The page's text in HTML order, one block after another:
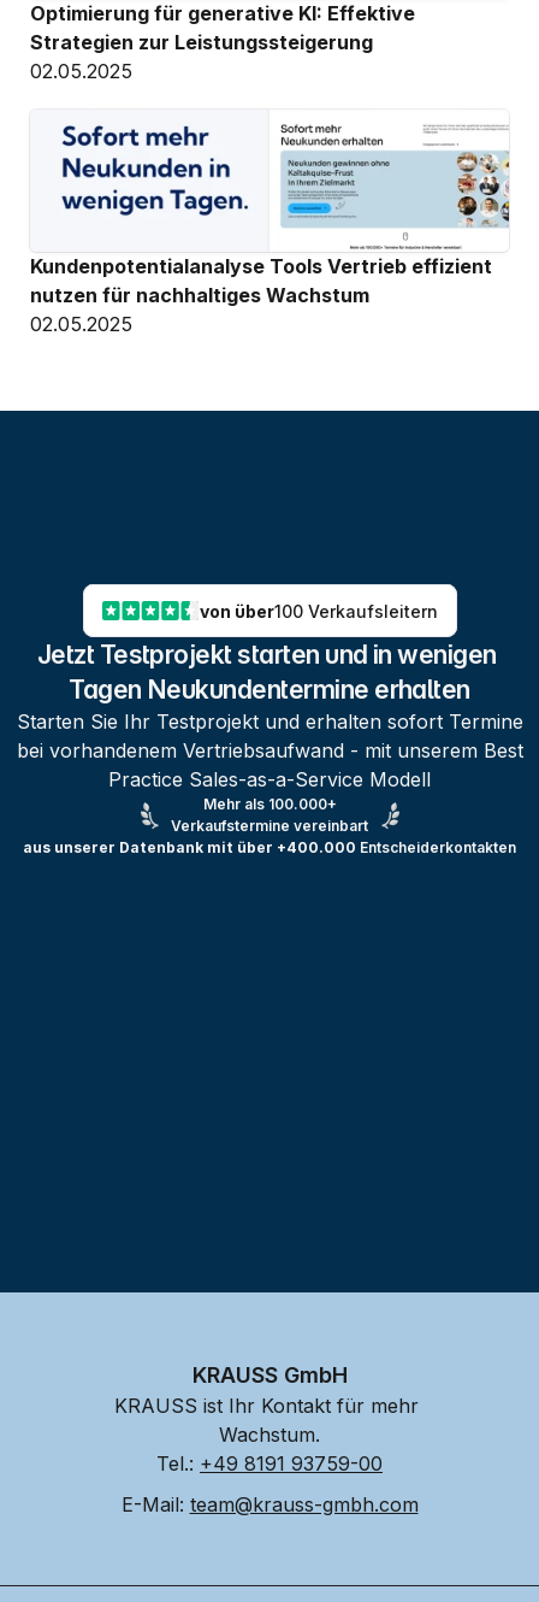
Optimierung für generative KI: Effektive
Strategien zur Leistungssteigerung
02.05.2025
Kundenpotentialanalyse Tools Vertrieb effizient
nutzen für nachhaltiges Wachstum
02.05.2025
von über100 Verkaufsleitern
Jetzt Testprojekt starten und in wenigen
Tagen Neukundentermine erhalten
Starten Sie Ihr Testprojekt und erhalten sofort Termine
bei vorhandenem Vertriebsaufwand - mit unserem Best
Practice Sales-as-a-Service Modell
Mehr als 100.000+
Verkaufstermine vereinbart
aus unserer Datenbank mit über +400.000 Entscheiderkontakten
KRAUSS GmbH
KRAUSS ist Ihr Kontakt für mehr
Wachstum.
Tel.: +49 8191 93759-00
E-Mail: team@krauss-gmbh.com